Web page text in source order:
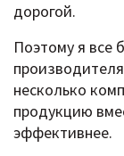
дорогой.
Поэтому я все
несколько
продукцию
эффективнее.